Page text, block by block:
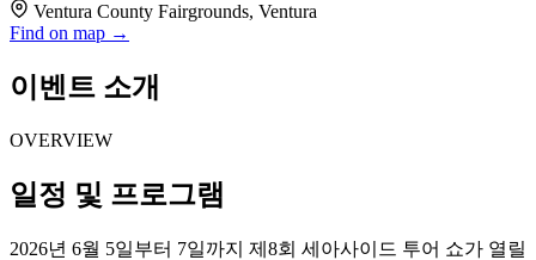
Ventura County Fairgrounds, Ventura
Find on map →
이벤트 소개
OVERVIEW
일정 및 프로그램
2026년 6월 5일부터 7일까지 제8회 세아사이드 투어 쇼가 열릴